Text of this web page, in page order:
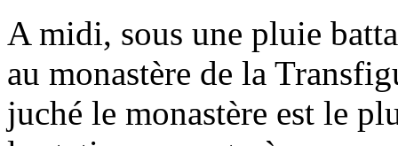
A midi, sous une pluie
au monastère de la
juché le monastère est le